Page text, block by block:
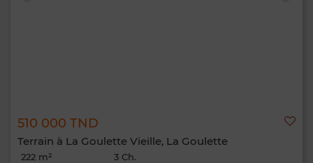
510 000 TND
Terrain à La Goulette Vieille, La Goulette
222 m² 3 Ch.